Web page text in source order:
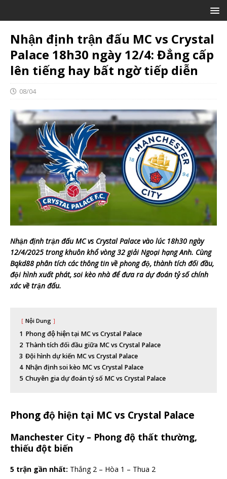
Nhận định trận đấu MC vs Crystal
Palace 18h30 ngày 12/4: Đẳng cấp
lên tiếng hay bất ngờ tiếp diễn
08/04
Nhận định trận đấu MC vs Crystal Palace vào lúc 18h30 ngày
12/4/2025 trong khuôn khổ vòng 32 giải Ngoại hạng Anh. Cùng
Bqkd88 phân tích các thông tin về phong độ, thành tích đối đầu,
đội hình xuất phát, soi kèo nhà để đưa ra dự đoán tỷ số chính
xác về trận đấu.
Nội Dung
1 Phong độ hiện tại MC vs Crystal Palace
2 Thành tích đối đầu giữa MC vs Crystal Palace
3 Đội hình dự kiến MC vs Crystal Palace
4 Nhận định soi kèo MC vs Crystal Palace
5 Chuyên gia dự đoán tý số MC vs Crystal Palace
Phong độ hiện tại MC vs Crystal Palace
Manchester City – Phong độ thất thường,
thiếu đột biến
5 trận gần nhất: Thắng 2 – Hòa 1 – Thua 2